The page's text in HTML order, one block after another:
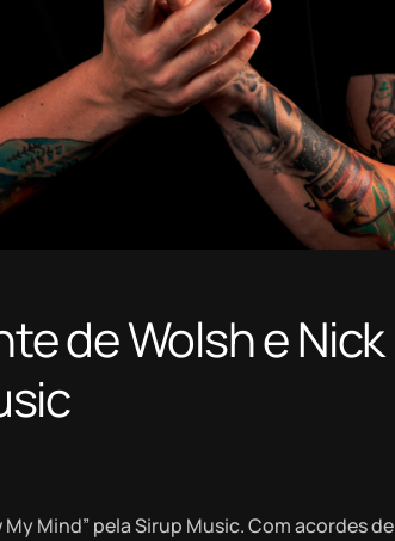
de Wolsh e Nick
Mind” pela Sirup Music. Com acordes de